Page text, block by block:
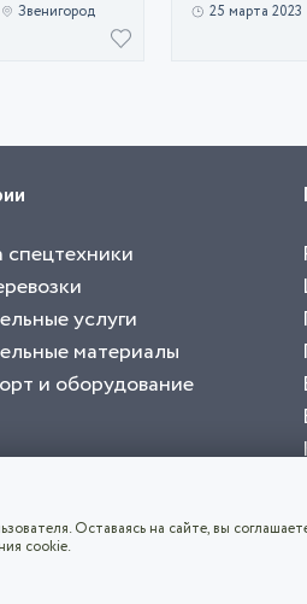
Звенигород 25 марта 2023
услуги
материалы
и оборудование
. Все
Оставаясь на сайте, вы
cookie.
ПРИЛОЖЕНИЕ